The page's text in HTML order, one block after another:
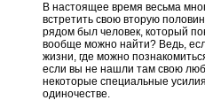
В настоящее время весьма
встретить свою вторую
рядом был человек, который
вообще можно найти? Ведь,
жизни, где можно
если вы не нашли там свою
некоторые специальные
одиночестве.